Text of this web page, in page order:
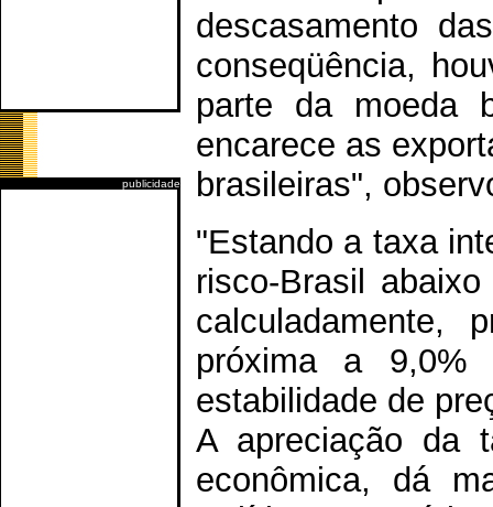
publicidade
descasamento
conseqüência,
parte da moeda
encarece as
brasileiras",
"Estando a taxa
risco-Brasil
calculadamente,
próxima a 9,0%
estabilidade de
A apreciação da
econômica, dá